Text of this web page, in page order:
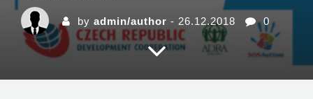
by admin/author - 26.12.2018 0